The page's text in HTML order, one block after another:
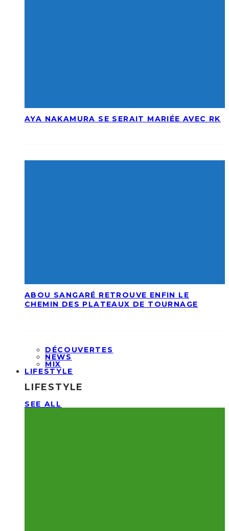
AYA NAKAMURA SE SERAIT MARIÉE AVEC RK
ABOU SANGARÉ RETROUVE ENFIN LE
CHEMIN DES PLATEAUX DE TOURNAGE
DÉCOUVERTES
NEWS
MIX
LIFESTYLE
LIFESTYLE
SEE ALL